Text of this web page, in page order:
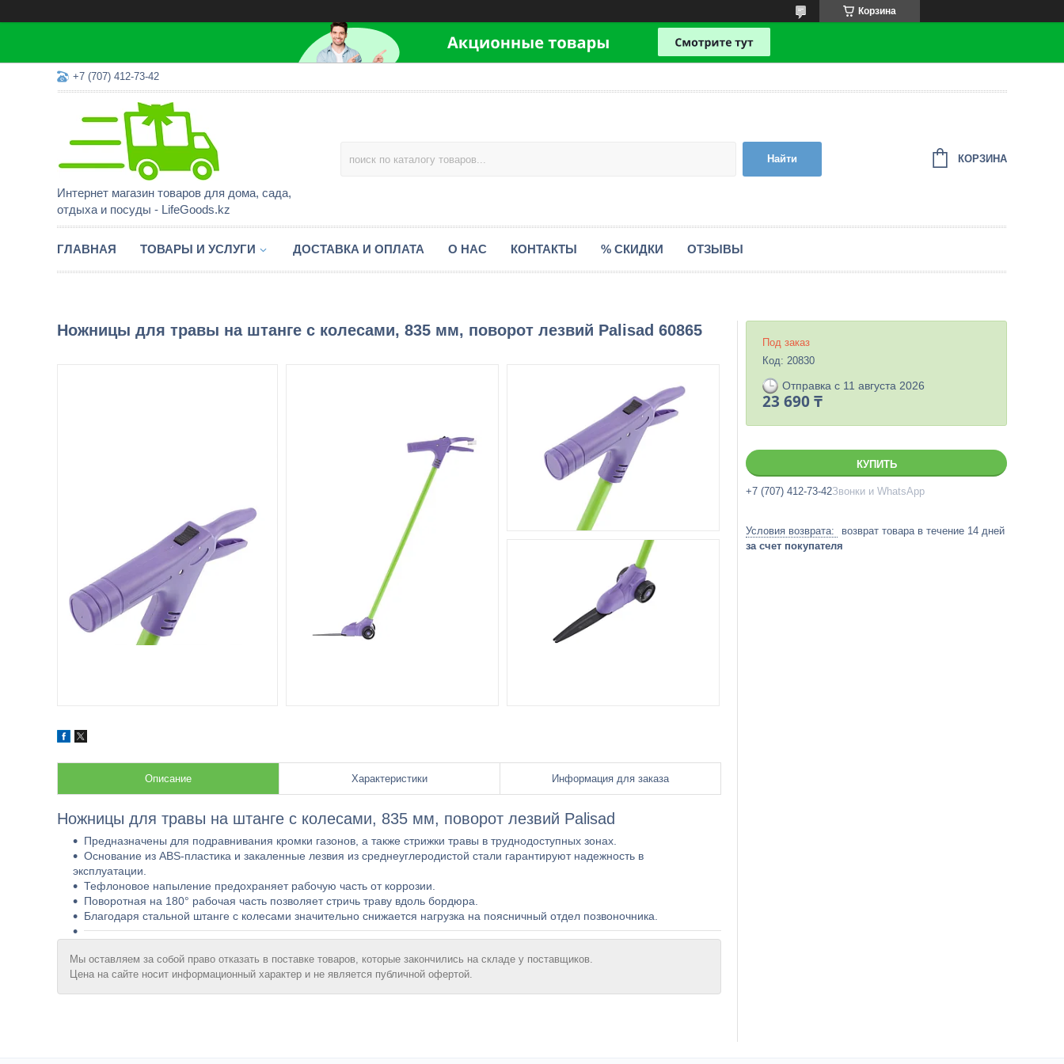
Корзина
+7 (707) 412-73-42
Интернет магазин товаров для дома, сада,
отдыха и посуды - LifeGoods.kz
Найти КОРЗИНА
ГЛАВНАЯ ТОВАРЫ И УСЛУГИ ДОСТАВКА И ОПЛАТА О НАС КОНТАКТЫ % СКИДКИ ОТЗЫВЫ
Ножницы для травы на штанге с колесами, 835 мм, поворот лезвий Palisad 60865
Описание Характеристики Информация для заказа
Ножницы для травы на штанге с колесами, 835 мм, поворот лезвий Palisad
Предназначены для подравнивания кромки газонов, а также стрижки травы в труднодоступных зонах.
Основание из ABS-пластика и закаленные лезвия из среднеуглеродистой стали гарантируют надежность в
эксплуатации.
Тефлоновое напыление предохраняет рабочую часть от коррозии.
Поворотная на 180° рабочая часть позволяет стричь траву вдоль бордюра.
Благодаря стальной штанге с колесами значительно снижается нагрузка на поясничный отдел позвоночника.
Мы оставляем за собой право отказать в поставке товаров, которые закончились на складе у поставщиков.
Цена на сайте носит информационный характер и не является публичной офертой.
Под заказ
Код: 20830
Отправка с 11 августа 2026
23 690 ₸
КУПИТЬ
+7 (707) 412-73-42Звонки и WhatsApp
возврат товара в течение 14 дней
за счет покупателя